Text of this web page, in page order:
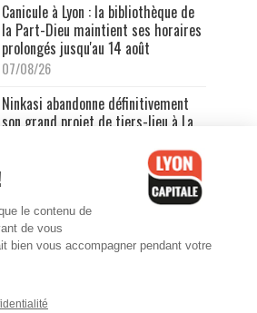
Canicule à Lyon : la bibliothèque de
la Part-Dieu maintient ses horaires
prolongés jusqu'au 14 août
07/08/26
Ninkasi abandonne définitivement
son grand projet de tiers-lieu à La
Éclipse solaire du 12 août : tout
savoir pour l'observer au mieux à
Lyon
07/08/26
07/08/26